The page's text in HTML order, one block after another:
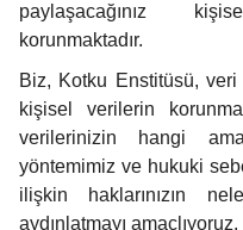
paylaşacağınız
korunmaktadır.
Biz, Kotku Enstitüsü,
kişisel verilerin
verilerinizin hangi
yöntemimiz ve hukuki
ilişkin haklarınızın
aydınlatmayı amaçlıyoruz.